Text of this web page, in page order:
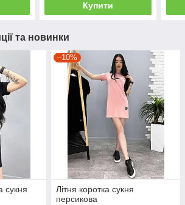
Купити
та новинки
сукня
–10%
Літня коротка сукня
персикова